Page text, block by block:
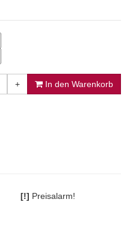
+ In den Warenkorb
[!] Preisalarm!